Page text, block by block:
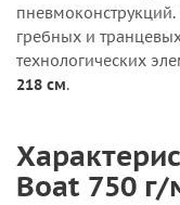
гребных и
технологических
218 см.
Boat 750 г/